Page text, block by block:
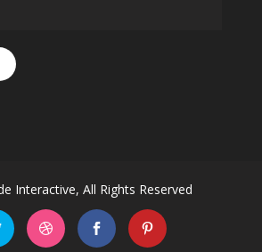
Interactive, All Rights Reserved